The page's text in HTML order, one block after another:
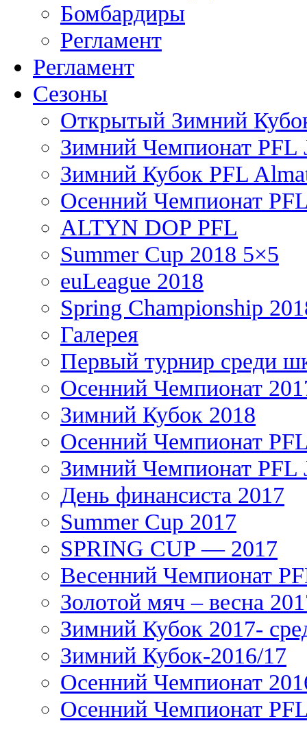
Бомбардиры
Регламент
Регламент
Сезоны
Открытый Зимний
Зимний Чемпионат PFL
Зимний Кубок PFL
Осенний Чемпионат
ALTYN DOP PFL
Summer Cup 2018 5×5
euLeague 2018
Spring Championship
Галерея
Первый турнир среди
Осенний Чемпионат
Зимний Кубок 2018
Осенний Чемпионат
Зимний Чемпионат PFL
День финансиста 2017
Summer Cup 2017
SPRING CUP — 2017
Весенний Чемпионат
Золотой мяч – весна
Зимний Кубок 2017-
Зимний Кубок-2016/17
Осенний Чемпионат
Осенний Чемпионат